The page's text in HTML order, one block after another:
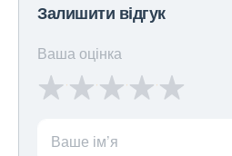
Залишити відгук
Ваша оцінка
Ваше ім’я